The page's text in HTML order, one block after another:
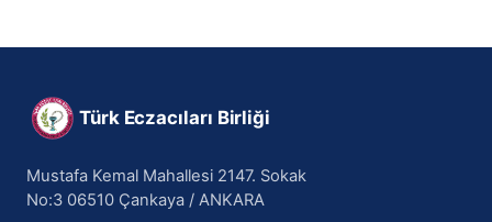
Türk Eczacıları Birliği
Mustafa Kemal Mahallesi 2147. Sokak
No:3 06510 Çankaya / ANKARA